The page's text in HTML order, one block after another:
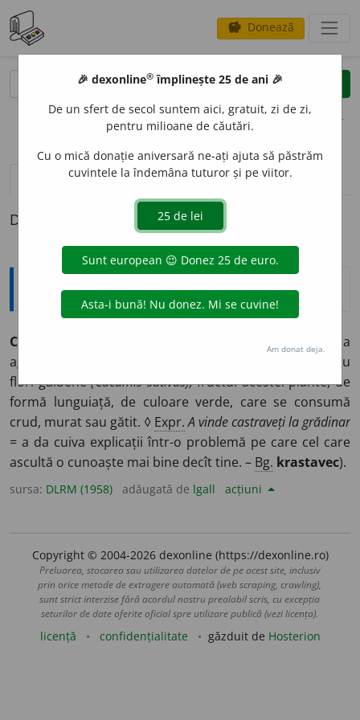
savings Donează
clear
opțiuni
definiții (1) pronunțievolume_up (17)
Definiția cu ID-ul 546054:
Explicative DEX
CASTRAV
Plantă cu tulpina
agățătoare, acoperită cu peri aspri, cu frunze mari și cu
flori galbene(Cucumis sativus);fructul acestei plante, de
formă lunguiață, de culoare verde, care se consumă
crud, murat sau gătit. ◊ Expr. A vinde castraveți la grădinar
= a da cuiva explicații într-o problemă pe care cel care
ascultă o cunoaște mai bine decît tine. – Bg. krastavec).
sursa: DLRM (1958) adăugată de lgall acțiuni
Copyright © 2004-2026 dexonline (https://dexonline.ro)
Preluarea, stocarea sau utilizarea datelor de pe acest site, inclusiv
prin orice metode de extragere automată (web scraping, crawling),
sunt strict interzise fără acordul nostru prealabil scris, cu excepția
seturilor de date oferite oficial spre utilizare publică (vezi licența).
licență confidențialitate găzduit de Hosterion
🎉 dexonline® împlinește 25 de ani 🎉
De un sfert de secol suntem aici, gratuit, zi de zi,
pentru milioane de căutări.
Cu o mică donație aniversară ne-ați ajuta să păstrăm
cuvintele la îndemâna tuturor și pe viitor.
Am donat deja.